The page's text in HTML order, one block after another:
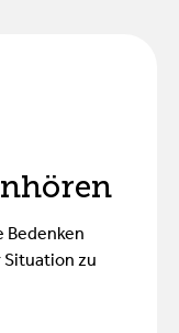
Bedenken
Situation zu